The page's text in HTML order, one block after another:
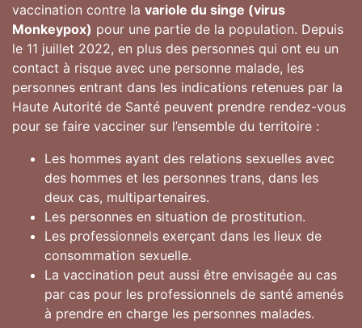
vaccination contre la variole du singe (virus
Monkeypox) pour une partie de la population. Depuis
le 11 juillet 2022, en plus des personnes qui ont eu un
contact à risque avec une personne malade, les
personnes entrant dans les indications retenues par la
Haute Autorité de Santé peuvent prendre rendez-vous
pour se faire vacciner sur l’ensemble du territoire :
Les hommes ayant des relations sexuelles avec
des hommes et les personnes trans, dans les
deux cas, multipartenaires.
Les personnes en situation de prostitution.
Les professionnels exerçant dans les lieux de
consommation sexuelle.
La vaccination peut aussi être envisagée au cas
par cas pour les professionnels de santé amenés
à prendre en charge les personnes malades.